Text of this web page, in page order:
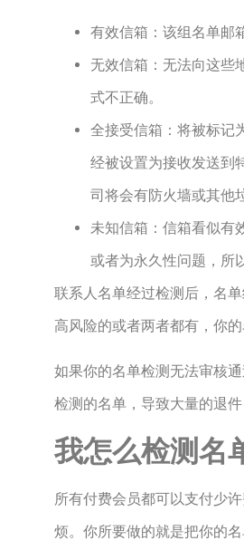
有效信箱：该组名单邮
无效信箱：无法向这些
式不正确。
全接受信箱：将被标记
经被设置为接收发送到
司将会有防火墙或其他
未知信箱：信箱看似有
或者为永久性问题，所
联系人名单经过检测后，名
高风险的或者两者都有，你的
如果你的名单检测无法审核
检测的名单，导致大量的退
我怎么检测名
所有付费会员都可以支付少
烦。你所要做的就是把你的